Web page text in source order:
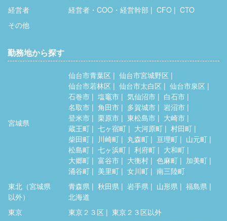
経営者
経営者・COO・経営幹部 CFO
CTO
その他
勤務地から探す
宮城県
仙台市青葉区
仙台市宮城野区
仙台市若林区
仙台市太白区
仙台市泉区
石巻市
塩竈市 気仙沼市
白石市
名取市
角田市 多賀城市
岩沼市
登米市
栗原市 東松島市
大崎市
蔵王町
七ヶ宿町 大河原町
村田町
柴田町
川崎町 丸森町 亘理町
山元町
松島町
七ヶ浜町 利府町
大和町
大郷町
富谷市 大衡村 色麻町
加美町
涌谷町
美里町 女川町
南三陸町
東北（宮城県
以外）
青森県 秋田県 岩手県 山形県
福島県
北海道
東京
東京２３区 東京２３区以外